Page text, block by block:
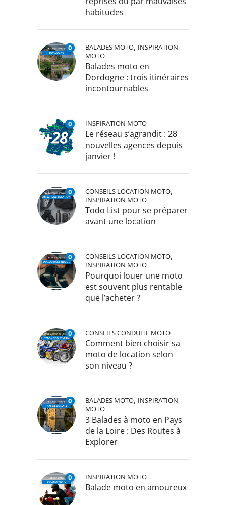
habitudes
0 BALADES MOTO, INSPIRATION
MOTO
Balades moto en
Dordogne : trois itinéraires
incontournables
0 INSPIRATION MOTO
Le réseau s’agrandit : 28
nouvelles agences depuis
janvier !
0 CONSEILS LOCATION MOTO,
INSPIRATION MOTO
Todo List pour se préparer
avant une location
0 CONSEILS LOCATION MOTO,
INSPIRATION MOTO
Pourquoi louer une moto
est souvent plus rentable
que l’acheter ?
0 CONSEILS CONDUITE MOTO
Comment bien choisir sa
moto de location selon
son niveau ?
0 BALADES MOTO, INSPIRATION
MOTO
3 Balades à moto en Pays
de la Loire : Des Routes à
Explorer
0 INSPIRATION MOTO
Balade moto en amoureux